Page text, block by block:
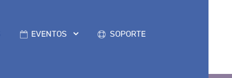
EVENTOS SOPORTE